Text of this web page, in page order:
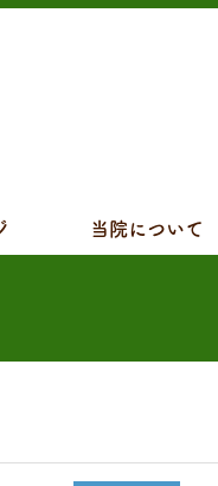
当院について